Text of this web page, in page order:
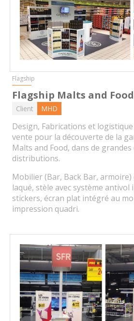
Flagship
Flagship Malts and Food
Client MHD
Design, Fabrications et logistique
vente pour la découverte de la
Malts and Food, dans de
distributions.
Mobilier (Bar, Back Bar,
laqué, stèle avec système antivol
stickers, écran plat intégré au
impression quadri.